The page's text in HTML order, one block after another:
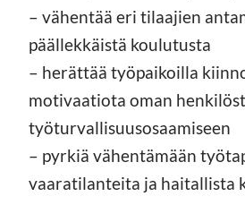
– vähentää eri tilaajien
päällekkäistä koulutusta
– herättää työpaikoilla
motivaatiota oman
työturvallisuusosaamiseen
– pyrkiä vähentämään
vaaratilanteita ja haitallista